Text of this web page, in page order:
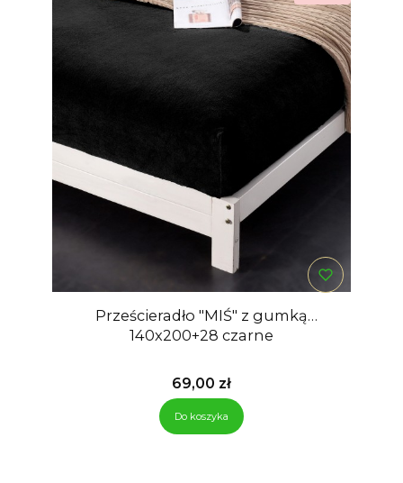
Prześcieradło "MIŚ" z gumką
140x200+28 czarne
Cena
69,00 zł
Do koszyka